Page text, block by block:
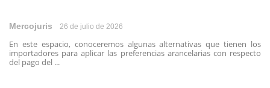
Mercojuris 26 de julio de 2026
En este espacio, conoceremos algunas alternativas que tienen los
importadores para aplicar las preferencias arancelarias con respecto
del pago del ...